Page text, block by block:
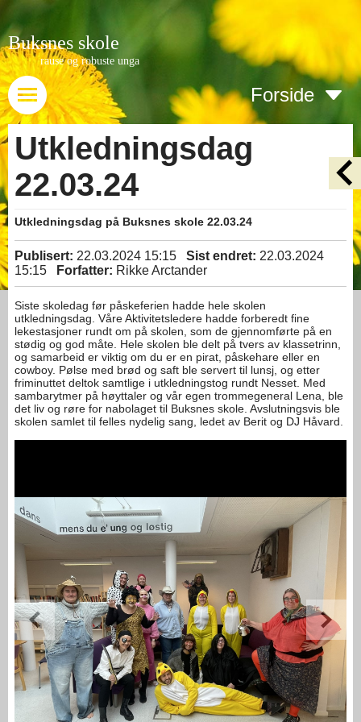
Buksnes skole
rause og robuste unga
Forside
Utkledningsdag
22.03.24
Utkledningsdag på Buksnes skole 22.03.24
Publisert: 22.03.2024 15:15 Sist endret: 22.03.2024
15:15
Forfatter: Rikke Arctander
Siste skoledag før påskeferien hadde hele skolen
utkledningsdag. Våre Aktivitetsledere hadde forberedt fine
lekestasjoner rundt om på skolen, som de gjennomførte på en
stødig og god måte. Hele skolen ble delt på tvers av klassetrinn,
og samarbeid er viktig om du er en pirat, påskehare eller en
cowboy. Pølse med brød og saft ble servert til lunsj, og etter
friminuttet deltok samtlige i utkledningstog rundt Nesset. Med
sambarytmer på høyttaler og vår egen trommegeneral Lena, ble
det liv og røre for nabolaget til Buksnes skole. Avslutningsvis ble
skolen samlet til felles nydelig sang, ledet av Berit og DJ Håvard.